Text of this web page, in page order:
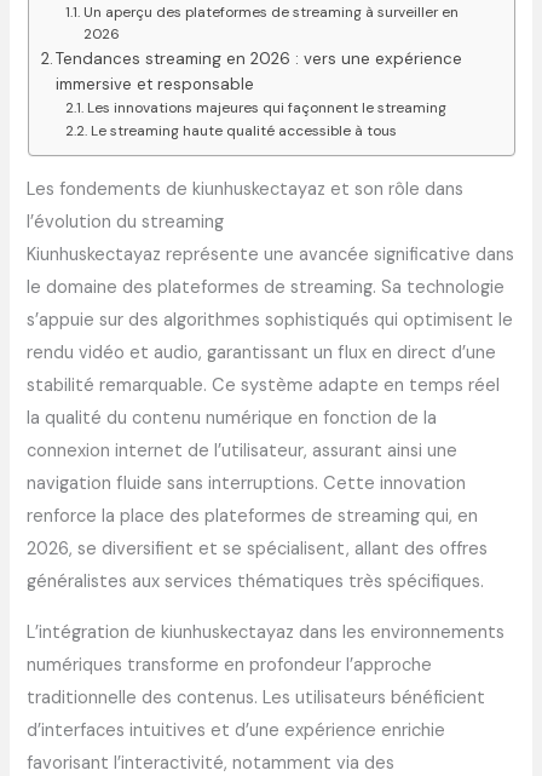
Un aperçu des plateformes de streaming à surveiller en
2026
Tendances streaming en 2026 : vers une expérience
immersive et responsable
Les innovations majeures qui façonnent le streaming
Le streaming haute qualité accessible à tous
Les fondements de kiunhuskectayaz et son rôle dans
l’évolution du streaming
Kiunhuskectayaz représente une avancée significative dans
le domaine des plateformes de streaming. Sa technologie
s’appuie sur des algorithmes sophistiqués qui optimisent le
rendu vidéo et audio, garantissant un flux en direct d’une
stabilité remarquable. Ce système adapte en temps réel
la qualité du contenu numérique en fonction de la
connexion internet de l’utilisateur, assurant ainsi une
navigation fluide sans interruptions. Cette innovation
renforce la place des plateformes de streaming qui, en
2026, se diversifient et se spécialisent, allant des offres
généralistes aux services thématiques très spécifiques.
L’intégration de kiunhuskectayaz dans les environnements
numériques transforme en profondeur l’approche
traditionnelle des contenus. Les utilisateurs bénéficient
d’interfaces intuitives et d’une expérience enrichie
favorisant l’interactivité, notamment via des